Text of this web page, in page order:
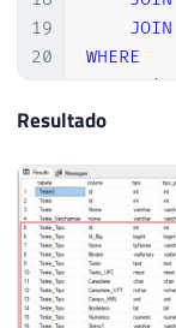
19
20
21
22
24
JOIN
WHERE
    A
.
--
Resultado